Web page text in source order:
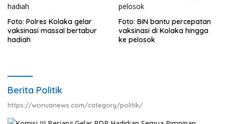
Foto: Polres Kolaka gelar
vaksinasi massal bertabur
hadiah
Foto: BIN bantu percepatan
vaksinasi di Kolaka hingga
ke pelosok
Berita Politik
https://wonuanews.com/category/politik/